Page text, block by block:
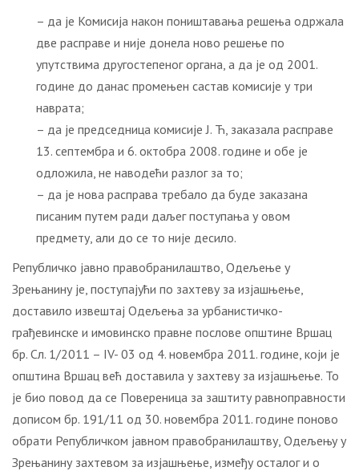
– да је Комисија након поништавања решења одржала
две расправе и није донела ново решење по
упутствима другостепеног органа, а да је од 2001.
године до данас промењен састав комисије у три
наврата;
– да је председница комисије Ј. Ћ, заказала расправе
13. септембра и 6. октобра 2008. године и обе је
одложила, не наводећи разлог за то;
– да је нова расправа требало да буде заказана
писаним путем ради даљег поступања у овом
предмету, али до се то није десило.
Републичко јавно правобранилаштво, Одељење у
Зрењанину је, поступајући по захтеву за изјашњење,
доставило извештај Одељења за урбанистичко-
грађевинске и имовинско правне послове општине Вршац
бр. Сл. 1/2011 – IV- 03 од 4. новембра 2011. године, који је
општина Вршац већ доставила у захтеву за изјашњење. То
је био повод да се Повереница за заштиту равноправности
дописом бр. 191/11 од 30. новембра 2011. године поново
обрати Републичком јавном правобранилаштву, Одељењу у
Зрењанину захтевом за изјашњење, између осталог и о